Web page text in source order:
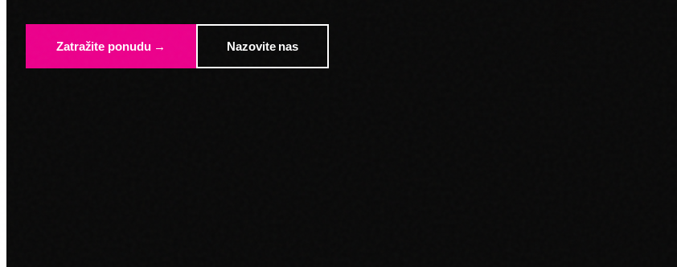
Zatražite ponudu → Nazovite nas